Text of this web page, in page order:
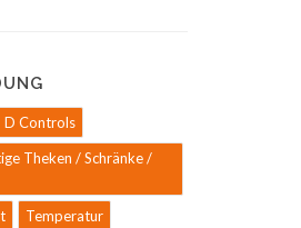
D Controls
Theken / Schränke /
Temperatur